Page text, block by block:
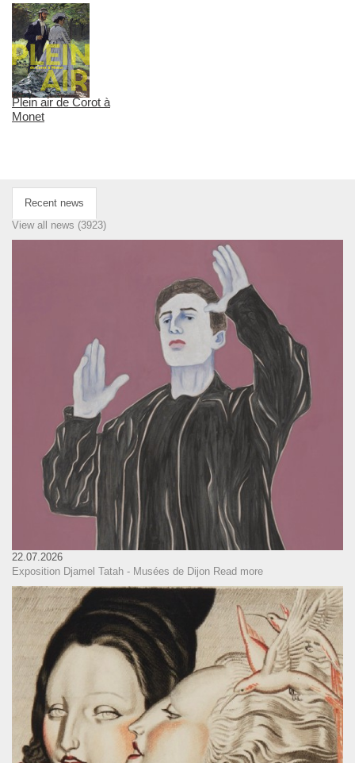
Plein air de Corot à
Monet
Recent news
View all news (3923)
22.07.2026
Exposition Djamel Tatah - Musées de Dijon Read more